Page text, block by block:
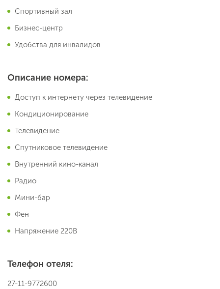
Спортивный зал
Бизнес-центр
Удобства для инвалидов
Описание номера:
Доступ к интернету через телевидение
Кондиционирование
Телевидение
Спутниковое телевидение
Внутренний кино-канал
Радио
Мини-бар
Фен
Напряжение 220В
Телефон отеля:
27-11-9772600